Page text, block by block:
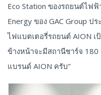
Eco Station ของรถยนต์ไฟ
Energy ของ GAC Group ป
ไฟแบตเตอรี่รถยนต์ AION เ
ข้างหน้าจะมีสถานีชาร์จ
แบรนด์ AION ครับ”